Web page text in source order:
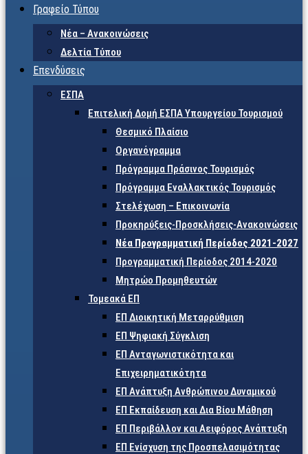
Γραφείο Τύπου
Νέα – Ανακοινώσεις
Δελτία Τύπου
Επενδύσεις
ΕΣΠΑ
Επιτελική Δομή ΕΣΠΑ Υπουργείου Τουρισμού
Θεσμικό Πλαίσιο
Οργανόγραμμα
Πρόγραμμα Πράσινος Τουρισμός
Πρόγραμμα Εναλλακτικός Τουρισμός
Στελέχωση – Επικοινωνία
Προκηρύξεις-Προσκλήσεις-Ανακοινώσεις
Νέα Προγραμματική Περίοδος 2021-2027
Προγραμματική Περίοδος 2014-2020
Μητρώο Προμηθευτών
Τομεακά ΕΠ
ΕΠ Διοικητική Μεταρρύθμιση
ΕΠ Ψηφιακή Σύγκλιση
ΕΠ Ανταγωνιστικότητα και
Επιχειρηματικότητα
ΕΠ Ανάπτυξη Ανθρώπινου Δυναμικού
ΕΠ Εκπαίδευση και Δια Βίου Μάθηση
ΕΠ Περιβάλλον και Αειφόρος Ανάπτυξη
ΕΠ Ενίσχυση της Προσπελασιμότητας